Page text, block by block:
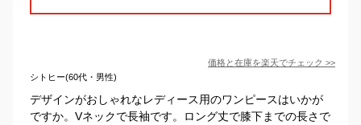
価格と在庫を楽天でチェック >>
シトヒー(60代・男性)
デザインがおしゃれなレディース用のワンピースはいかが
ですか。Vネックで長袖です。ロング丈で膝下までの長さで